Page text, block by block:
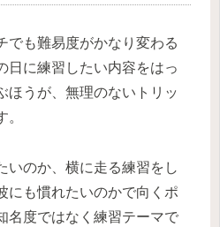
でも難易度がかなり変わる
日に練習したい内容をはっ
ほうが、無理のないトリッ
いのか、横に走る練習をし
にも慣れたいのかで向くポ
名度ではなく練習テーマで